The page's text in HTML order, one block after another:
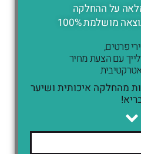
על ההחלקה
מושלמת 100%
פרטים,
עם הצעת מחיר
מהחלקה איכותית ושיער